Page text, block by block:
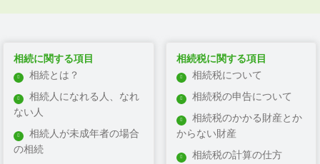
行橋市
豊前市
大川市
相続に関する項目
相続とは？
相続人になれる人、なれ
ない人
相続人が未成年者の場合
の相続
相続税に関する項目
相続税について
相続税の申告について
相続税のかかる財産とか
からない財産
相続税の計算の仕方